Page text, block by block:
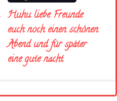
Huhu liebe Freunde
euch noch einen schönen
Abend und für später
eine gute nacht